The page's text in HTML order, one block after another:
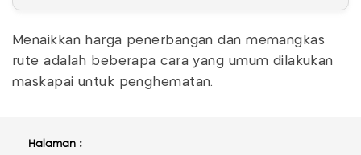
Menaikkan harga penerbangan dan memangkas
rute adalah beberapa cara yang umum dilakukan
maskapai untuk penghematan.
Halaman :